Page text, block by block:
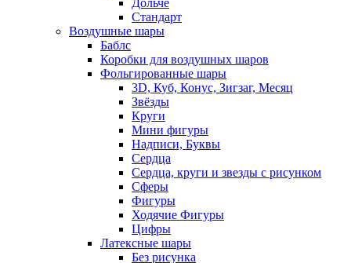
Дольче
Стандарт
Воздушные шары
Баблс
Коробки для воздушных шаров
Фольгированные шары
3D, Куб, Конус, Зигзаг, Месяц
Звёзды
Круги
Мини фигуры
Надписи, Буквы
Сердца
Сердца, круги и звезды с рисунком
Сферы
Фигуры
Ходячие Фигуры
Цифры
Латексные шары
Без рисунка